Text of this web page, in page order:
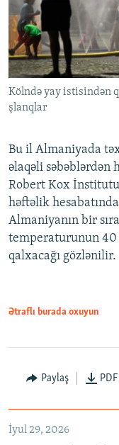
Kölndə yay istisindən
şlanqlar
Bu il Almaniyada
əlaqəli səbəblərdən
Robert Kox
həftəlik
Almaniyanın bir
temperaturunun 40
qalxacağı gözlənilir.
Ətraflı burada oxuyun
Paylaş PDF
İyul 29, 2026